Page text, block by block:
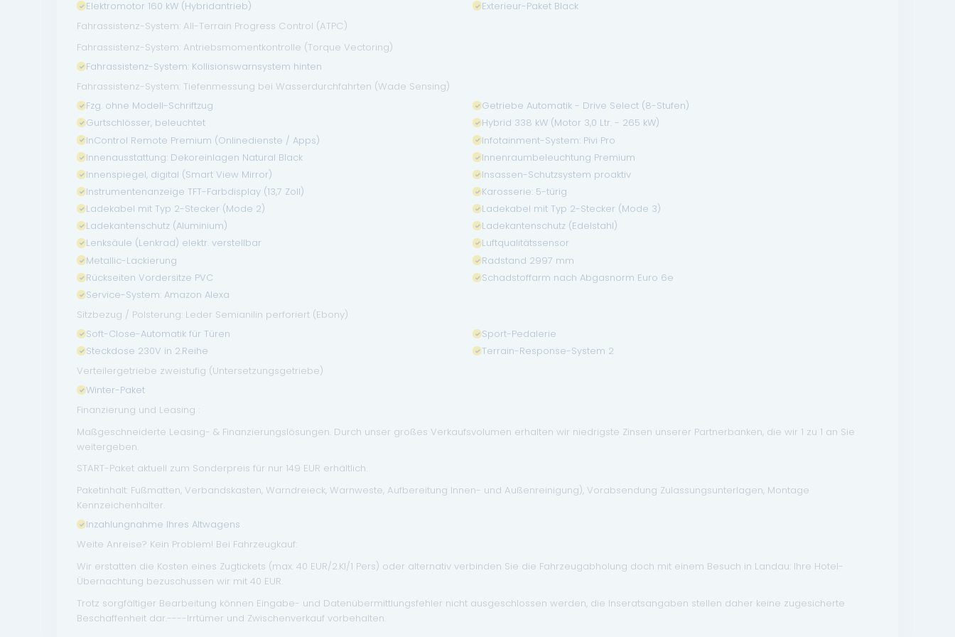
Elektromotor 160 kW (Hybridantrieb)
Exterieur-Paket Black
Fahrassistenz-System: All-Terrain Progress Control (ATPC)
Fahrassistenz-System: Antriebsmomentkontrolle (Torque Vectoring)
Fahrassistenz-System: Kollisionswarnsystem hinten
Fahrassistenz-System: Tiefenmessung bei Wasserdurchfahrten (Wade Sensing)
Fzg. ohne Modell-Schriftzug
Getriebe Automatik - Drive Select (8-Stufen)
Gurtschlösser, beleuchtet
Hybrid 338 kW (Motor 3,0 Ltr. - 265 kW)
InControl Remote Premium (Onlinedienste / Apps)
Infotainment-System: Pivi Pro
Innenausstattung: Dekoreinlagen Natural Black
Innenraumbeleuchtung Premium
Innenspiegel, digital (Smart View Mirror)
Insassen-Schutzsystem proaktiv
Instrumentenanzeige TFT-Farbdisplay (13,7 Zoll)
Karosserie: 5-türig
Ladekabel mit Typ 2-Stecker (Mode 2)
Ladekabel mit Typ 2-Stecker (Mode 3)
Ladekantenschutz (Aluminium)
Ladekantenschutz (Edelstahl)
Lenksäule (Lenkrad) elektr. verstellbar
Luftqualitätssensor
Metallic-Lackierung
Radstand 2997 mm
Rückseiten Vordersitze PVC
Schadstoffarm nach Abgasnorm Euro 6e
Service-System: Amazon Alexa
Sitzbezug / Polsterung: Leder Semianilin perforiert (Ebony)
Soft-Close-Automatik für Türen
Sport-Pedalerie
Steckdose 230V in 2.Reihe
Terrain-Response-System 2
Verteilergetriebe zweistufig (Untersetzungsgetriebe)
Winter-Paket
Finanzierung und Leasing :
Maßgeschneiderte Leasing- & Finanzierungslösungen. Durch unser großes Verkaufsvolumen erhalten wir niedrigste Zinsen unserer Partnerbanken, die wir 1 zu 1 an Sie
weitergeben.
START-Paket aktuell zum Sonderpreis für nur 149 EUR erhältlich.
Paketinhalt: Fußmatten, Verbandskasten, Warndreieck, Warnweste, Aufbereitung Innen- und Außenreinigung), Vorabsendung Zulassungsunterlagen, Montage
Kennzeichenhalter.
Inzahlungnahme Ihres Altwagens
Weite Anreise? Kein Problem! Bei Fahrzeugkauf:
Wir erstatten die Kosten eines Zugtickets (max. 40 EUR/2.Kl/1 Pers) oder alternativ verbinden Sie die Fahrzeugabholung doch mit einem Besuch in Landau: Ihre Hotel-
Übernachtung bezuschussen wir mit 40 EUR.
Trotz sorgfältiger Bearbeitung können Eingabe- und Datenübermittlungsfehler nicht ausgeschlossen werden, die Inseratsangaben stellen daher keine zugesicherte
Beschaffenheit dar.----Irrtümer und Zwischenverkauf vorbehalten.